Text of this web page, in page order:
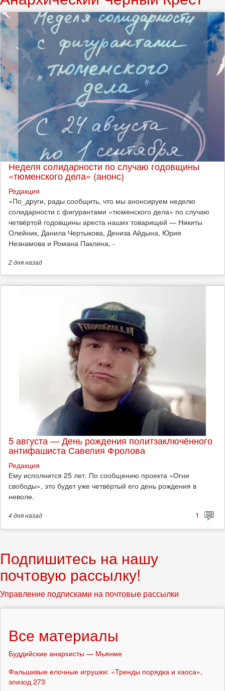
Неделя солидарности по случаю годовщины
«тюменского дела» (анонс)
Редакция
​«По_други, рады сообщить, что мы анонсируем неделю
солидарности с фигурантами «тюменского дела» по случаю
четвёртой годовщины ареста наших товарищей — Никиты
Олейник, Данила Чертыкова, Дениза Айдына, Юрия
Незнамова и Романа Паклина, -
2 дняназад
5 августа — День рождения политзаключённого
антифашиста Савелия Фролова
Редакция
Ему исполнится 25 лет. По сообщению проекта «Огни
свободы», это будет уже четвёртый его день рождения в
неволе.
4 дняназад 1
Подпишитесь на нашу
почтовую рассылку!
Управление подписками на почтовые рассылки
Все материалы
Буддийские анархисты — Мьянме
Фальшивые елочные игрушки: «Тренды порядка и хаоса»,
эпизод 273